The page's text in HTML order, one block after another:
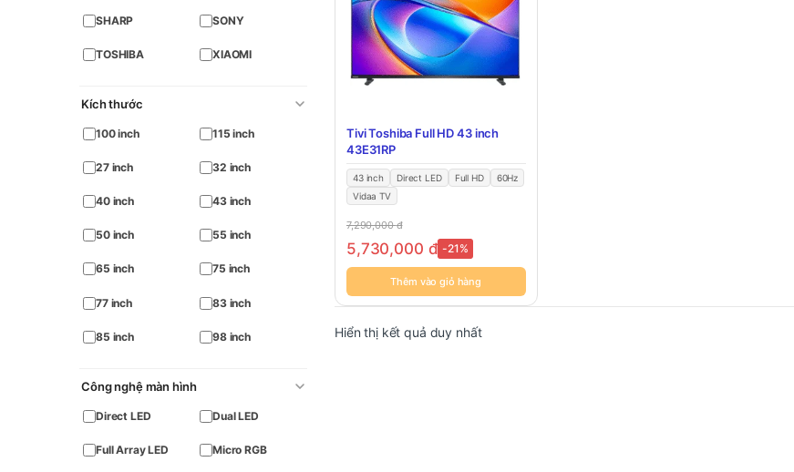
Tivi Toshiba Full HD 43 inch
43E31RP
43 inch Direct LED Full HD
60Hz
Vidaa TV
7,290,000đ
5,730,000 đ -21%
Thêm vào giỏ hàng
Hiển thị kết quả duy nhất
SHARP SONY
TOSHIBA XIAOMI
Kích thước
100 inch 115 inch
27 inch 32 inch
40 inch 43 inch
50 inch 55 inch
65 inch 75 inch
77 inch 83 inch
85 inch 98 inch
Công nghệ màn hình
Direct LED Dual LED
Full Array LED Micro RGB